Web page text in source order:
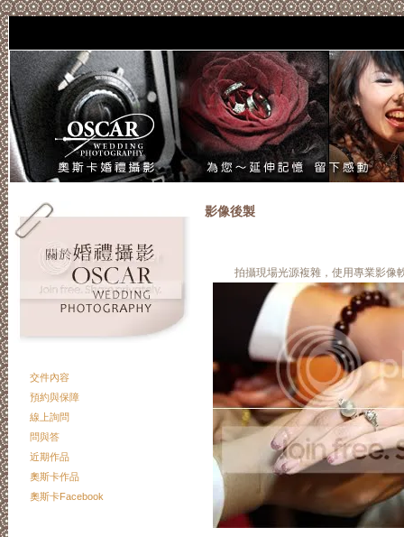
交件內容
預約與保障
線上詢問
問與答
近期作品
奧斯卡作品
奧斯卡Facebook
影像後製
拍攝現場光源複雜，使用專業影像